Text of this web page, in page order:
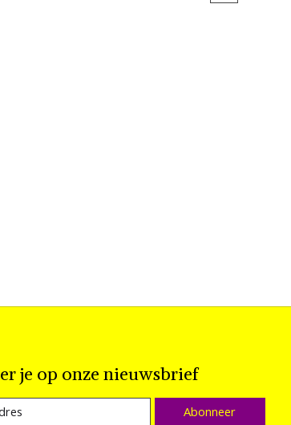
je op onze nieuwsbrief
Abonneer